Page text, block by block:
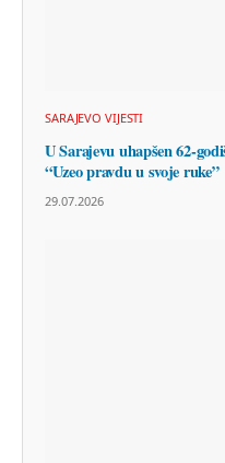
SARAJEVO VIJESTI
U Sarajevu uhapšen 62-
“Uzeo pravdu u svoje ruke”
29.07.2026